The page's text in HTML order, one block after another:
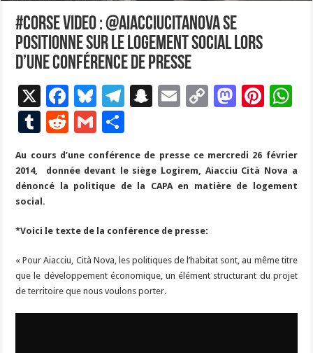
#Corse VIDEO : @AiacciuCitaNova se
positionne sur le logement social lors
d’une conférence de presse
X
F
ac
e
b
o
k
Bl
u
es
ky
T
gr
a
S
p
c
at
E
l
C
y
Li
M
d
o
Pi
es
t
p
T
m
bl
r
R
d
di
G
m
ai
l
ta
g
Au cours d’une conférence de presse ce mercredi 26 février
2014, donnée devant le siège Logirem, Aiacciu Cità Nova a
dénoncé la politique de la CAPA en matière de logement
social.
*Voici le texte de la conférence de presse:
« Pour Aiacciu, Cità Nova, les politiques de l’habitat sont, au même titre
que le développement économique, un élément structurant du projet
de territoire que nous voulons porter.